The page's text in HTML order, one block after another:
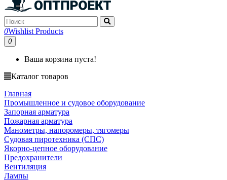
0Wishlist Products
0
Ваша корзина пуста!
Каталог товаров
Главная
Промышленное и судовое оборудование
Запорная арматура
Пожарная арматура
Манометры, напоромеры, тягомеры
Судовая пиротехника (СПС)
Якорно-цепное оборудование
Предохранители
Вентиляция
Лампы